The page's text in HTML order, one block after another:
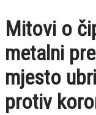
Mitovi o
metalni
mjesto
protiv